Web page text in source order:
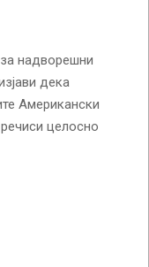
надворешни
дека
Американски
целосно